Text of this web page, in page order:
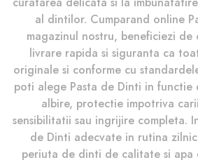
al dintilor. Cumparand online
magazinul nostru, beneficiezi
livrare rapida si siguranta ca
originale si conforme cu
poti alege Pasta de Dinti in functie
albire, protectie impotriva
sensibilitatii sau ingrijire completa.
de Dinti adecvate in rutina
periuta de dinti de calitate si apa